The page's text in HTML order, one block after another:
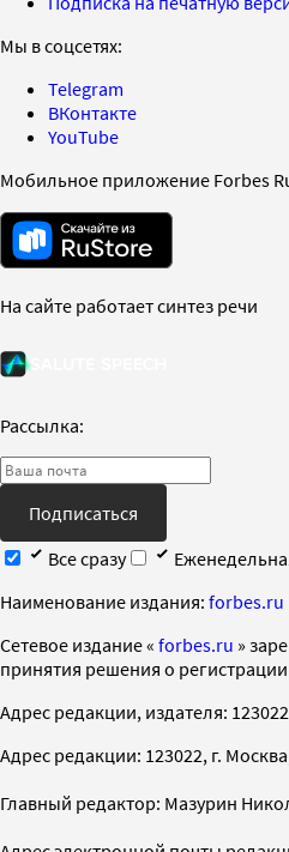
Мы в соцсетях:
Telegram
ВКонтакте
YouTube
Мобильное приложение Forbes
На сайте работает синтез речи
Рассылка:
Подписаться
Все сразу
Наименование издания: forbes.ru
Cетевое издание « forbes.ru »
принятия решения о
Адрес редакции, издателя:
Адрес редакции: 123022, г.
Главный редактор: Мазурин